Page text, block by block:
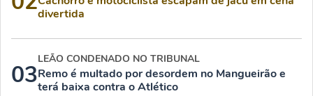
divertida
03
LEÃO CONDENADO NO TRIBUNAL
Remo é multado por desordem no Mangueirão e
terá baixa contra o Atlético